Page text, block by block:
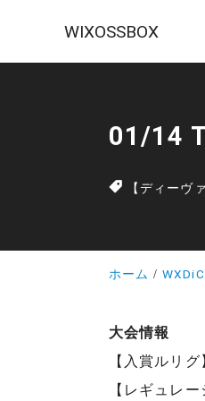
WIXOSSBOX
01/14
【ディーヴ
ホーム
大会情報
【入賞ルリ
【レギュレ